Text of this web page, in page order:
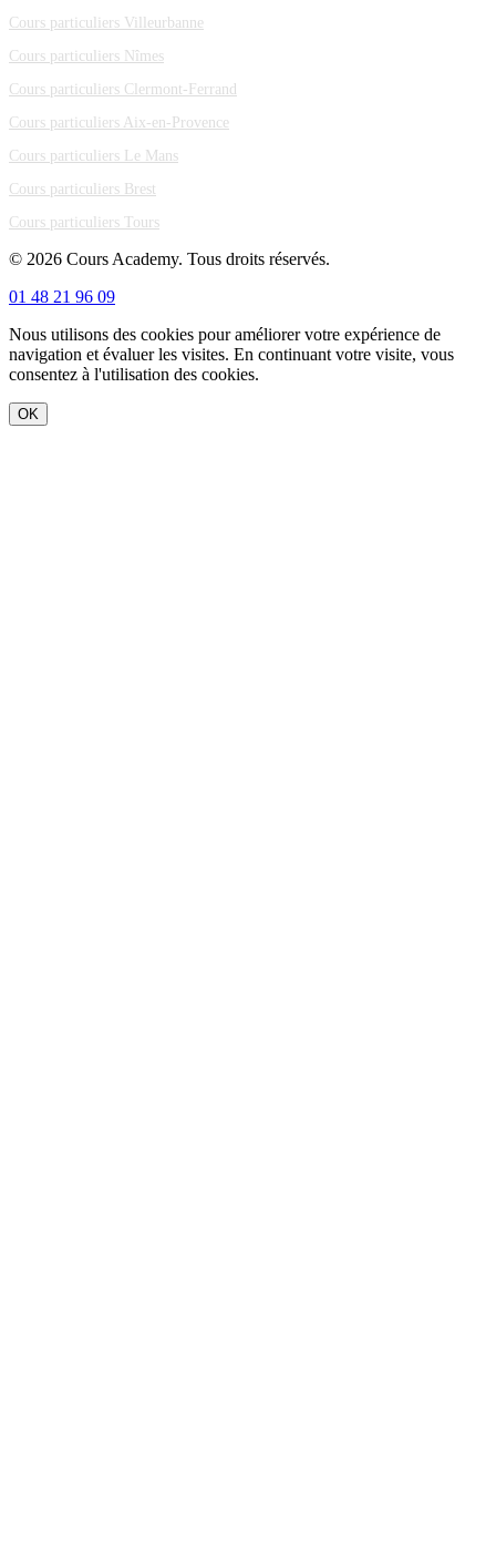
Cours particuliers Villeurbanne
Cours particuliers Nîmes
Cours particuliers Clermont-Ferrand
Cours particuliers Aix-en-Provence
Cours particuliers Le Mans
Cours particuliers Brest
Cours particuliers Tours
© 2026 Cours Academy. Tous droits réservés.
01 48 21 96 09
Nous utilisons des cookies pour améliorer votre expérience de
navigation et évaluer les visites. En continuant votre visite, vous
consentez à l'utilisation des cookies.
OK